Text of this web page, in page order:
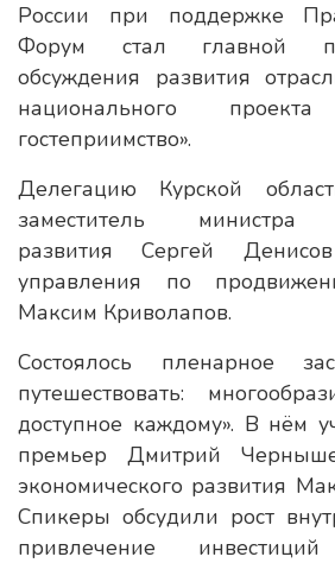
России при поддержке
Форум стал главной
обсуждения развития
национального
гостеприимство».
Делегацию Курской
заместитель министра
развития Сергей
управления по
Максим Криволапов.
Состоялось пленарное
путешествовать:
доступное каждому». В нём
премьер Дмитрий
экономического развития
Спикеры обсудили рост
привлечение